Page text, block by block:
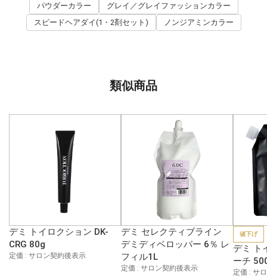
パウダーカラー
グレイ／グレイファッションカラー
スピードヘアダイ(1・2剤セット)
ノンジアミンカラー
類似商品
デミ トイロクション DK-
CRG 80g
定価 : サロン契約後表示
デミ セレクティブライン
デミディベロッパー 6％ レ
フィル1L
定価 : サロン契約後表示
値下げ
デミ ト
ーチ
定価 : サ